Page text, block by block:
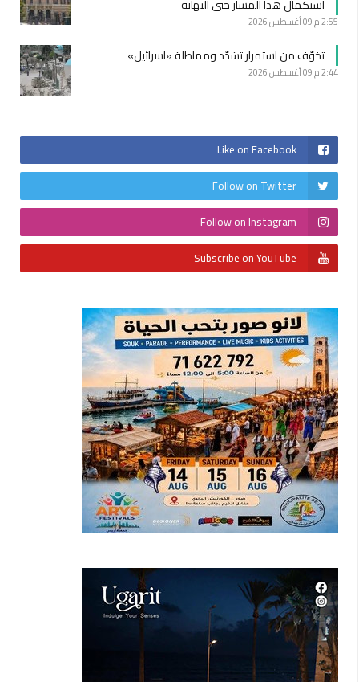
استكمال هذا المسار حتى النهاية
2:55 م 09 أغسطس 2026
تخوّف من استمرار تشدّد ومماطلة «اسرائيل»
2:44 م 09 أغسطس 2026
Like on Facebook
Follow on Twitter
Follow on Instagram
Subscribe on YouTube